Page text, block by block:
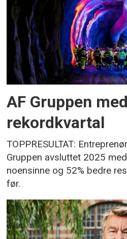
AF Gruppen med
rekordkvartal
TOPPRESULTAT:
Gruppen avsluttet 2025
noensinne og 52% bedre
før.